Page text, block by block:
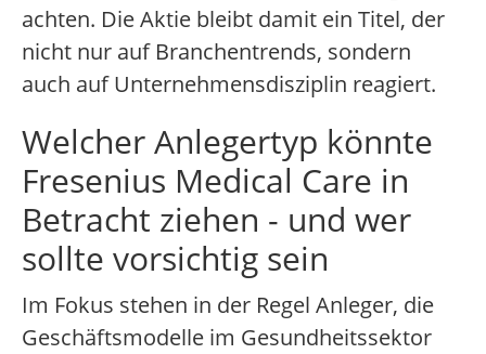
achten. Die Aktie bleibt damit ein Titel, der
nicht nur auf Branchentrends, sondern
auch auf Unternehmensdisziplin reagiert.
Welcher Anlegertyp könnte
Fresenius Medical Care in
Betracht ziehen - und wer
sollte vorsichtig sein
Im Fokus stehen in der Regel Anleger, die
Geschäftsmodelle im Gesundheitssektor